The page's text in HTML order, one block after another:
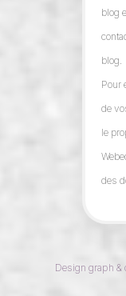
blog
blog.
Pour
de
le
des
Design graph &